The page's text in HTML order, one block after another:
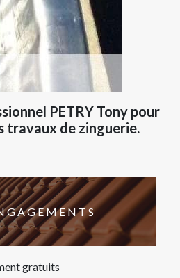
PETRY Tony pour
travaux de zinguerie.
gratuits